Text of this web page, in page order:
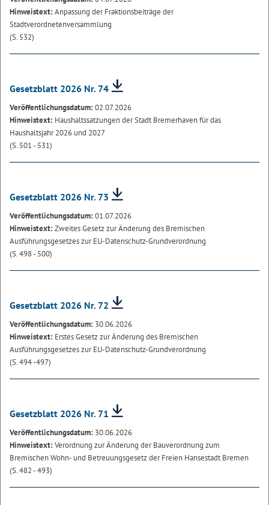
Hinweistext:Anpassung der Fraktionsbeiträge der
Stadtverordnetenversammlung
(S. 532)
Gesetzblatt 2026 Nr. 74
Veröffentlichungsdatum:02.07.2026
Hinweistext: Haushaltssatzungen der Stadt Bremerhaven für das
Haushaltsjahr 2026 und 2027
(S. 501 - 531)
Gesetzblatt 2026 Nr. 73
Veröffentlichungsdatum:01.07.2026
Hinweistext:Zweites Gesetz zur Änderung des Bremischen
Ausführungsgesetzes zur EU-Datenschutz-Grundverordnung
(S. 498 - 500)
Gesetzblatt 2026 Nr. 72
Veröffentlichungsdatum: 30.06.2026
Hinweistext: Erstes Gesetz zur Änderung des Bremischen
Ausführungsgesetzes zur EU-Datenschutz-Grundverordnung
(S. 494 -497)
Gesetzblatt 2026 Nr. 71
Veröffentlichungsdatum: 30.06.2026
Hinweistext:Verordnung zur Änderung der Bauverordnung zum
Bremischen Wohn- und Betreuungsgesetz der Freien Hansestadt Bremen
(S. 482 - 493)